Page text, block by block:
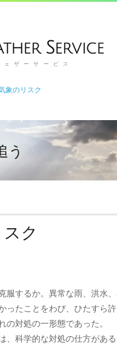
ェザーサービス
象のリスク
う
ク
するか。異常な雨、洪水
ったことをわび、ひたすら
の対処の一形態であった。
科学的な対処の仕方があ